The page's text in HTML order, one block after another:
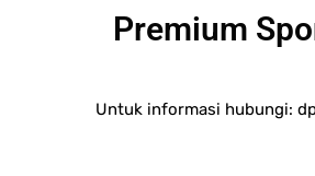
Premium
Untuk informasi hubungi: